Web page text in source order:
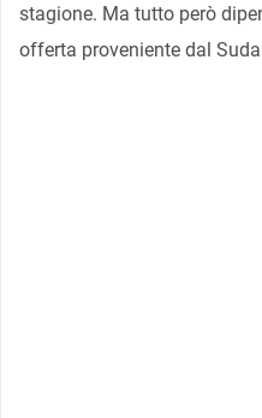
stagione. Ma tutto però
offerta proveniente dal